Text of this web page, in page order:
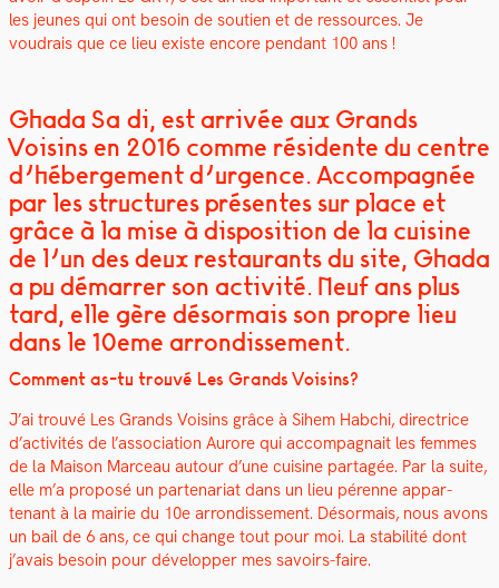
les jeunes qui ont besoin de sou­tien et de ressources. Je
voudrais que ce lieu existe encore pen­dant 100 ans !
Ghada Saïdi, est arrivée aux Grands
Voisins en 2016 comme résidente du centre
d’hébergement d’urgence. Accompagnée
par les structures présentes sur place et
grâce à la mise à disposition de la cuisine
de l’un des deux restaurants du site, Ghada
a pu démarrer son activité. Neuf ans plus
tard, elle gère désormais son propre lieu
dans le 10eme arrondissement.
Com­ment as-tu trou­vé Les Grands Voisins?
J’ai trou­vé Les Grands Voisins grâce à Sihem Habchi, direc­trice
d’activités de l’association Aurore qui accom­pa­g­nait les femmes
de la Mai­son Marceau autour d’une cui­sine partagée. Par la suite,
elle m’a pro­posé un parte­nar­i­at dans un lieu pérenne appar­
tenant à la mairie du 10e arrondisse­ment. Désor­mais, nous avons
un bail de 6 ans, ce qui change tout pour moi. La sta­bil­ité dont
j’avais besoin pour dévelop­per mes savoirs-faire.